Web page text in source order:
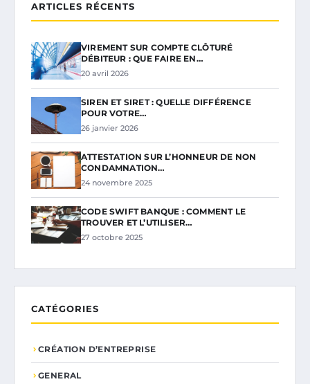
ARTICLES RÉCENTS
VIREMENT SUR COMPTE CLÔTURÉ
DÉBITEUR : QUE FAIRE EN…
20 avril 2026
SIREN ET SIRET : QUELLE DIFFÉRENCE
POUR VOTRE…
26 janvier 2026
ATTESTATION SUR L’HONNEUR DE NON
CONDAMNATION…
24 novembre 2025
CODE SWIFT BANQUE : COMMENT LE
TROUVER ET L’UTILISER…
27 octobre 2025
CATÉGORIES
CRÉATION D’ENTREPRISE
GENERAL